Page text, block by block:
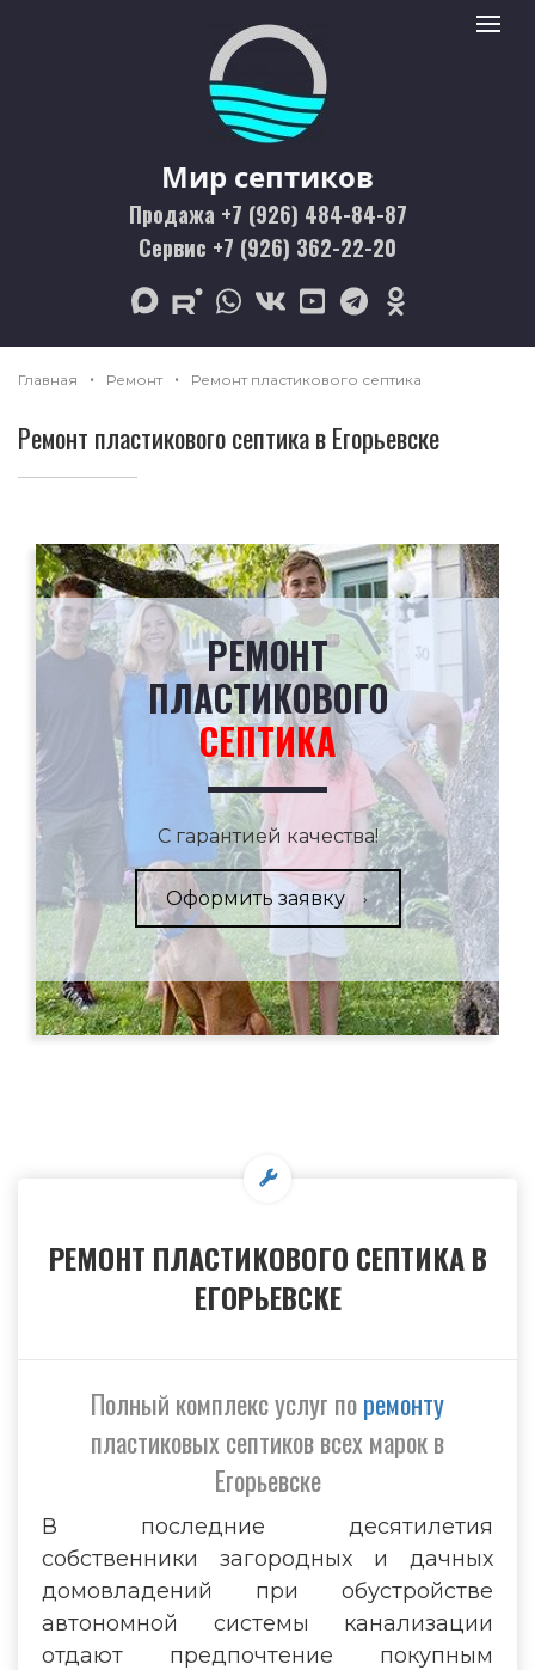
Мир септиков logo
Мир септиков
Продажа +7 (926) 484-84-87
Сервис +7 (926) 362-22-20
max rutubewhatsapp
vk youtubetelegramodnoklassniki
Toggle
Главная Ремонт Ремонт пластикового септика
Ремонт пластикового септика в Егорьевске
РЕМОНТ
ПЛАСТИКОВОГО
СЕПТИКА
С гарантией качества!
Оформить заявку
РЕМОНТ ПЛАСТИКОВОГО СЕПТИКА В
ЕГОРЬЕВСКЕ
Полный комплекс услуг поремонту
пластиковых септиков всех марок в
Егорьевске
В последние десятилетия
собственники загородных и дачных
домовладений при обустройстве
автономной системы канализации
отдают предпочтение покупным